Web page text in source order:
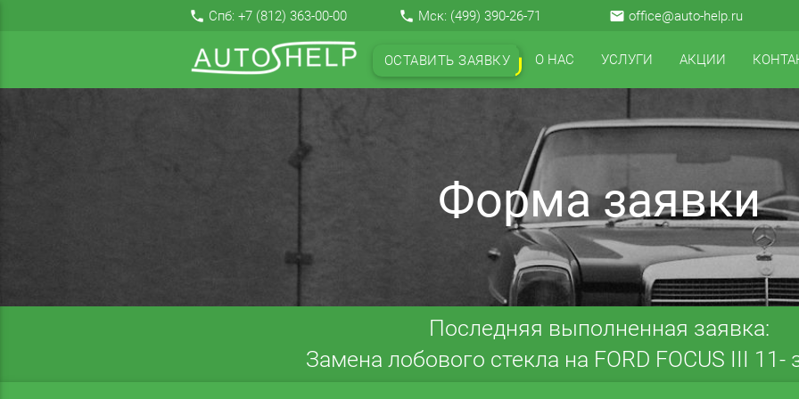
local_phone Спб: +7 (812) 363-00-00 local_phone Мск: (499) 390-26-71 email office@auto-help.ru
ОСТАВИТЬ ЗАЯВКУ О НАС УСЛУГИ АКЦИИ
Форма заявки
Последняя выполненная заявка:
Замена лобового стекла на FORD FOCUS III 11-